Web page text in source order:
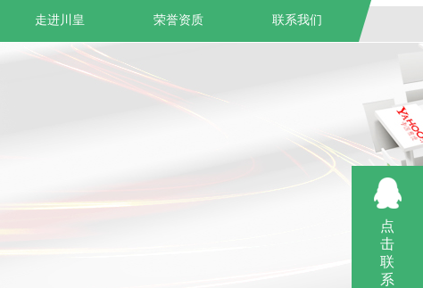
走进川皇 荣誉资质 联系我们
点
击
联
系